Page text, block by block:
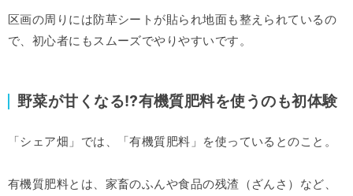
区画の周りには防草シートが貼られ地面も整えられているの
で、初心者にもスムーズでやりやすいです。
野菜が甘くなる⁉︎有機質肥料を使うのも初体験
「シェア畑」では、「有機質肥料」を使っているとのこと。
有機質肥料とは、家畜のふんや食品の残渣（ざんさ）など、